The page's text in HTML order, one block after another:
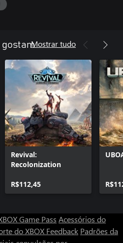
gostamMostrar tudo
Revival:
Recolonization
R$112,45
Game Pass Acessórios do
do XBOX Feedback Padrões da